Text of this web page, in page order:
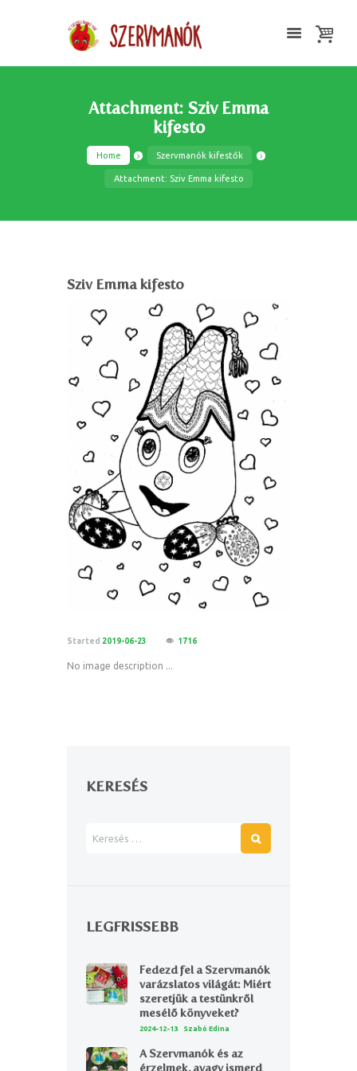
Attachment: Sziv Emma
kifesto
Home Szervmanók kifestők
Attachment: Sziv Emma kifesto
Sziv Emma kifesto
Started 2019-06-23 1716
No image description ...
KERESÉS
LEGFRISSEBB
Fedezd fel a Szervmanók
varázslatos világát: Miért
szeretjük a testünkről
mesélő könyveket?
2024-12-13 Szabó Edina
A Szervmanók és az
érzelmek, avagy ismerd